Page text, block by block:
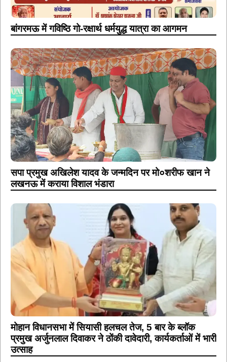
बांगरमऊ में गविष्ठि गो-रक्षार्थ धर्मयुद्ध यात्रा का आगमन
सपा प्रमुख अखिलेश यादव के जन्मदिन पर मो०शरीफ खान ने
लखनऊ में कराया विशाल भंडारा
मोहान विधानसभा में सियासी हलचल तेज, 5 बार के ब्लॉक
प्रमुख अर्जुनलाल दिवाकर ने ठोंकी दावेदारी, कार्यकर्ताओं में भारी
उत्साह